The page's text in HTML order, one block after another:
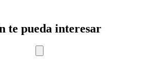
te pueda interesar